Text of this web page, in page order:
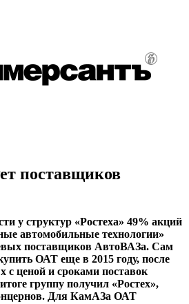
поставщиков
у структур «Ростеха» 49% акций
автомобильные технологии»
поставщиков АвтоВАЗа. Сам
ОАТ еще в 2015 году, после
с ценой и сроками поставок
группу получил «Ростех»,
Для КамАЗа ОАТ